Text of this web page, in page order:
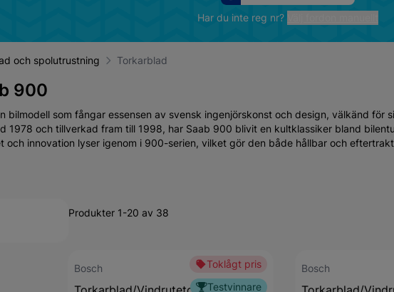
Har du inte reg nr?
och spolutrustning Torkarblad
900
bilmodell som fångar essensen av svensk ingenjörskonst och design, välkänd för
1978 och tillverkad fram till 1998, har Saab 900 blivit en kultklassiker bland
och innovation lyser igenom i 900-serien, vilket gör den både hållbar och
Produkter 1-20 av 38
Toklågt pris
Testvinnare
Bosch Bosch